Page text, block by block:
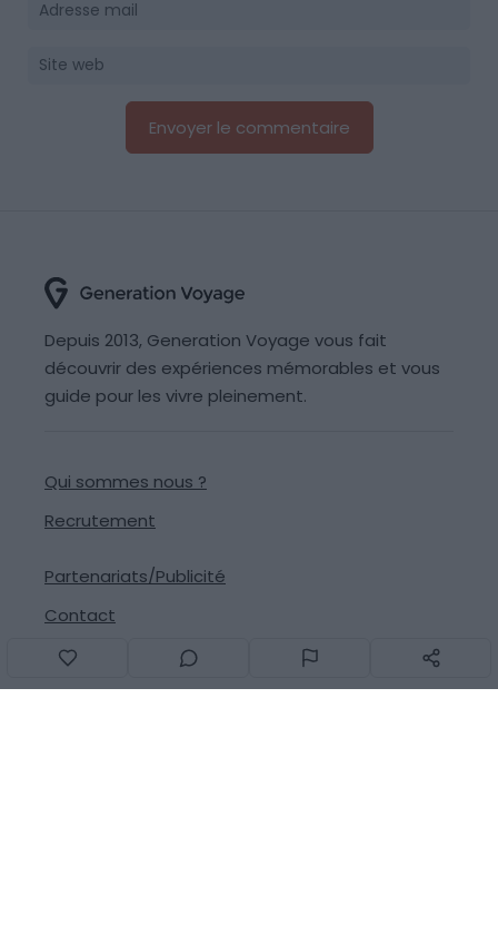
Depuis 2013, Generation Voyage vous fait
découvrir des expériences mémorables et vous
guide pour les vivre pleinement.
Qui sommes nous ?
Recrutement
Partenariats/Publicité
Contact
Signaler une erreur